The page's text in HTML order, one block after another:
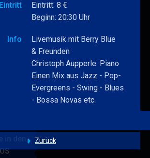
&
den
BERRY
den
Eintritt
Eintritt: 8 €
Beginn: 20:30 Uhr
Info
Livemusik mit Berry Blue
& Freunden
Christoph Aupperle: Piano
Einen Mix aus Jazz - Pop-
Evergreens - Swing - Blues
- Bossa Novas etc.
Zurück